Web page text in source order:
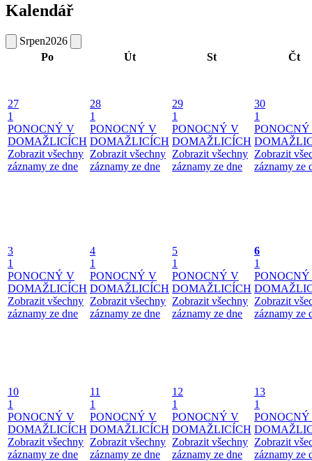
Kalendář
Srpen2026
Po
Út St Čt
27
1
PONOCNÝ V
DOMAŽLICÍCH
Zobrazit všechny
záznamy ze dne
28
1
PONOCNÝ V
DOMAŽLICÍCH
Zobrazit všechny
záznamy ze dne
29
1
PONOCNÝ V
DOMAŽLICÍCH
Zobrazit všechny
záznamy ze dne
30
1
Zobrazit
záznamy ze
3
1
PONOCNÝ V
DOMAŽLICÍCH
Zobrazit všechny
záznamy ze dne
4
1
PONOCNÝ V
DOMAŽLICÍCH
Zobrazit všechny
záznamy ze dne
5
1
PONOCNÝ V
DOMAŽLICÍCH
Zobrazit všechny
záznamy ze dne
6
1
Zobrazit
záznamy ze
10
1
PONOCNÝ V
DOMAŽLICÍCH
Zobrazit všechny
záznamy ze dne
11
1
PONOCNÝ V
DOMAŽLICÍCH
Zobrazit všechny
záznamy ze dne
12
1
PONOCNÝ V
DOMAŽLICÍCH
Zobrazit všechny
záznamy ze dne
13
1
Zobrazit
záznamy ze